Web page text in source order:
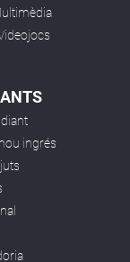
ingrés